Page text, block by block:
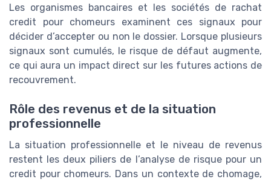
Les organismes bancaires et les sociétés de rachat
credit pour chomeurs examinent ces signaux pour
décider d’accepter ou non le dossier. Lorsque plusieurs
signaux sont cumulés, le risque de défaut augmente,
ce qui aura un impact direct sur les futures actions de
recouvrement.
Rôle des revenus et de la situation
professionnelle
La situation professionnelle et le niveau de revenus
restent les deux piliers de l’analyse de risque pour un
credit pour chomeurs. Dans un contexte de chomage,